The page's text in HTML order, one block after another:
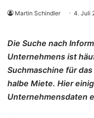
Martin Schindler 4. Juli
Die Suche nach
Unternehmens ist
Suchmaschine für
halbe Miete. Hier
Unternehmensdaten